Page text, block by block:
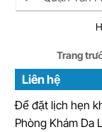
Trang
Liên hệ
Để đặt lịch hẹn
Phòng Khám Da